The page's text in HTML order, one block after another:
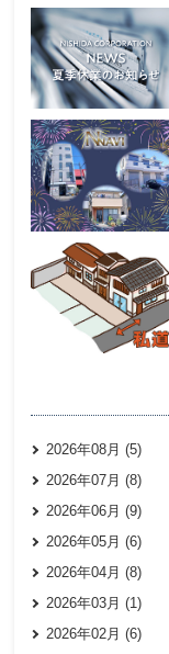
2026年08月 (5)
2026年07月 (8)
2026年06月 (9)
2026年05月 (6)
2026年04月 (8)
2026年03月 (1)
2026年02月 (6)